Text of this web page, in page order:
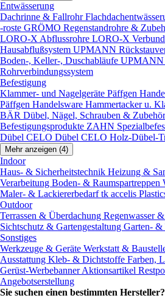
Entwässerung
Dachrinne & Fallrohr
-roste GRÖMO Regenstandrohre &
LORO-X Abflussrohre LORO-X
Hausabflußsystem UPMANN
Boden-, Keller-, Duschabläufe
Rohrverbindungssystem
Befestigung
Klammer- und Nagelgeräte Päffgen
Päffgen Handelsware Hammertacker u.
BÄR Dübel, Nägel, Schrauben &
Befestigungsprodukte ZAHN
Dübel CELO Dübel CELO Holz-Dübel-
Mehr anzeigen (4)
Indoor
Haus- & Sicherheitstechnik Heizung &
Verarbeitung Boden- & Raumspartreppen
Maler- & Lackiererbedarftk accelis
Outdoor
Terrassen & Überdachung Regenwasser
Sichtschutz & Gartengestaltung Garten- &
Sonstiges
Werkzeuge & Geräte Werkstatt &
Ausstattung Kleb- & Dichtstoffe Farben,
Gerüst-WerbebannerAktionsartikel
Angebotserstellung
Sie suchen einen bestimmten Hersteller?